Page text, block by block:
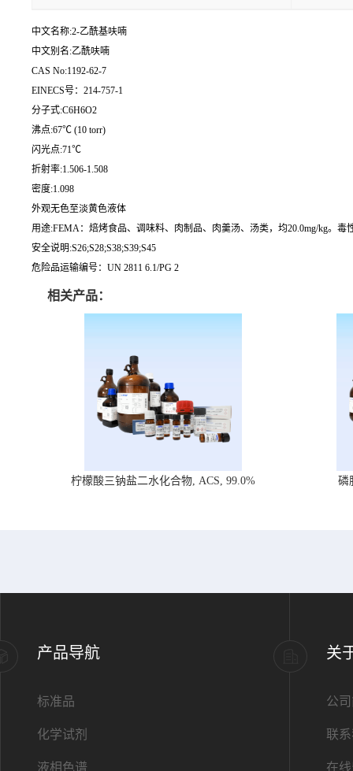
中文名称:2-乙酰基呋喃
中文别名:乙酰呋喃
CAS No:1192-62-7
EINECS号：214-757-1
分子式:C6H6O2
沸点:67℃ (10 torr)
闪光点:71℃
折射率:1.506-1.508
密度:1.098
外观无色至淡黄色液体
用途:FEMA：焙烤食品、调味料、肉制品、肉羹汤、汤类，均20.0mg/kg。毒
安全说明:S26;S28;S38;S39;S45
危险品运输编号：UN 2811 6.1/PG 2
相关产品：
柠檬酸三钠盐二水化合物, ACS, 99.0% 磷
产品导航
标准品
化学试剂
液相色谱
关
公
联
在